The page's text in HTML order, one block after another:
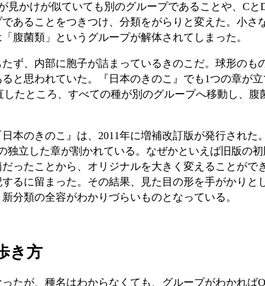
見かけが似ていても別のグループであることや、 C と
あることをつきつけ、分類をがらりと変えた。小さ
腹菌類」というグループが解体されてしまった。
ず、内部に胞子が詰まっているきのこだ。球形のも
と思われていた。『日本のきのこ』でも1つの章が
したところ、すべての種が別のグループへ移動し、腹
本のきのこ』は、 2011年に増補改訂版が発行された
独立した章が割かれている。なぜかといえば旧版の
ったことから、オリジナルを大きく変えることがで
るに留まった。その結果、見た目の形を手がかりと
分類の全容がわかりづらいものとなっている。
き方
たが、種名はわからなくても、グループがわかれば